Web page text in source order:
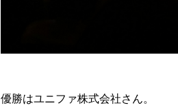
優勝はユニファ株式会社さん。